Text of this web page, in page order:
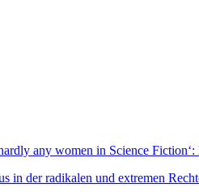
any women in Science
in der radikalen und extremen